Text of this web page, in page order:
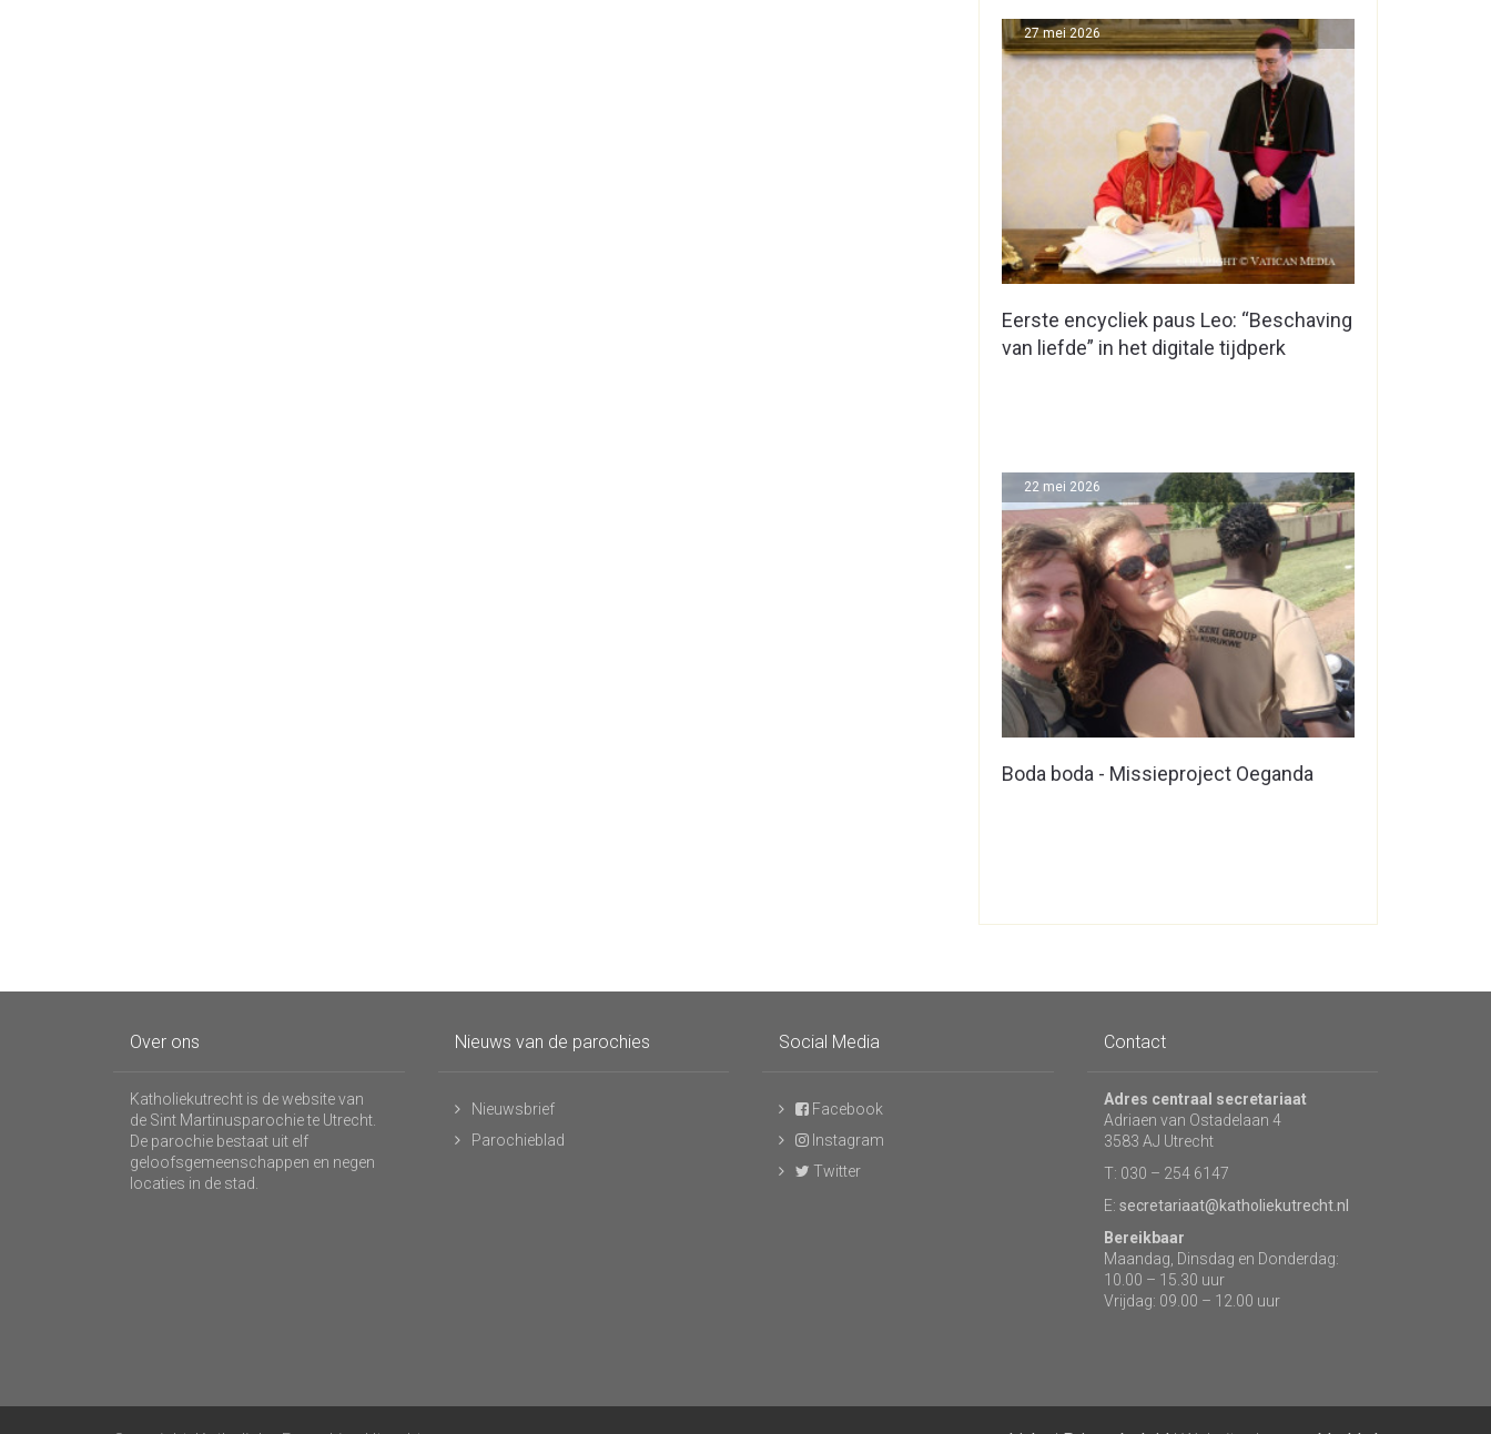
Eerste encycliek paus Leo: “Beschaving
van liefde” in het digitale tijdperk
27 mei 2026
Boda boda - Missieproject Oeganda
22 mei 2026
Over ons
Katholiekutrecht is de website van
de Sint Martinusparochie te Utrecht.
De parochie bestaat uit elf
geloofsgemeenschappen en negen
locaties in de stad.
Nieuws van de parochies
Nieuwsbrief
Parochieblad
Social Media
Facebook
Instagram
Twitter
Contact
Adres centraal secretariaat
Adriaen van Ostadelaan 4
3583 AJ Utrecht
T: 030 – 254 6147
E: secretariaat@katholiekutrecht.nl
Bereikbaar
Maandag, Dinsdag en Donderdag:
10.00 – 15.30 uur
Vrijdag: 09.00 – 12.00 uur